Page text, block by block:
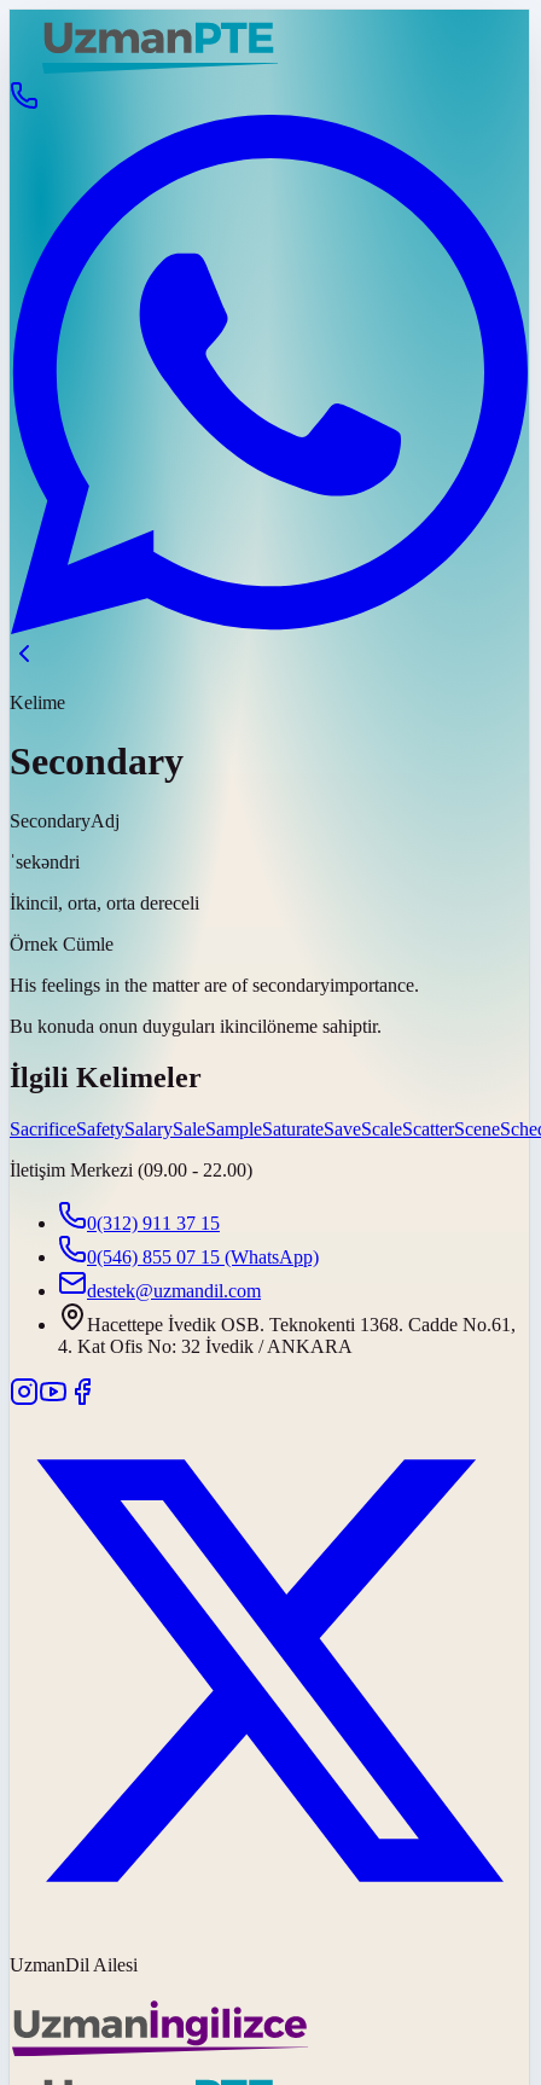
Kelime
Secondary
SecondaryAdj
ˈsekəndri
İkincil, orta, orta dereceli
Örnek Cümle
His feelings in the matter are of secondaryimportance.
Bu konuda onun duyguları ikincilöneme sahiptir.
İlgili Kelimeler
SacrificeSafetySalarySaleSampleSaturateSaveScaleScatterScene
İletişim Merkezi (09.00 - 22.00)
0(312) 911 37 15
0(546) 855 07 15 (WhatsApp)
destek@uzmandil.com
Hacettepe İvedik OSB. Teknokenti 1368. Cadde No.61,
4. Kat Ofis No: 32 İvedik / ANKARA
UzmanDil Ailesi